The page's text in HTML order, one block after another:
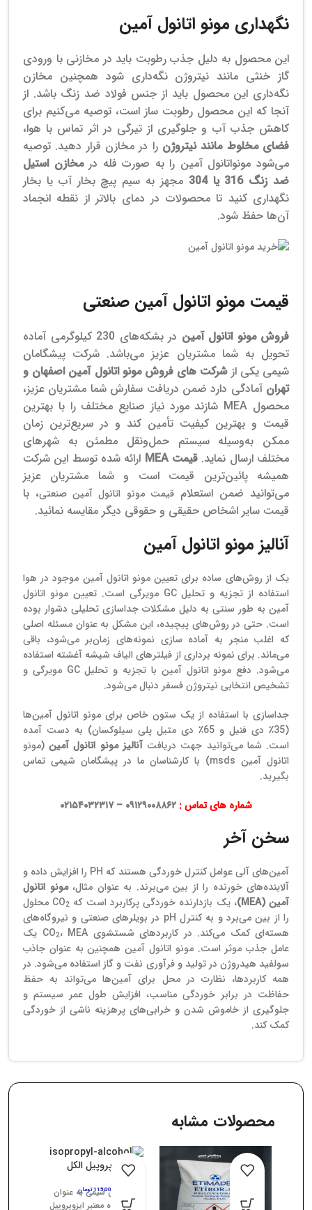
نگهداری مونو اتانول آمین
این محصول به دلیل جذب رطوبت باید در مخازنی با ورودی
گاز خنثی مانند نیتروژن نگه‌داری شود همچنین مخازن
نگه‌داری این محصول باید از جنس فولاد ضد زنگ باشد. از
آنجا که این محصول رطوبت ساز است، توصیه می‌کنیم برای
کاهش جذب آب و جلوگیری از تیرگی در اثر تماس با هوا،
فضای مخلوط مانند نیتروژن را در مخازن قرار دهید. توصیه
می‌شود مونواتانول آمین را به صورت فله در مخازن استیل
ضد زنگ 316 یا 304
مجهز به سیم پیچ بخار آب یا بخار
نگهداری کنید تا محصولات در دمای بالاتر از نقطه انجماد
آن‌ها حفظ شود.
قیمت مونو اتانول آمین صنعتی
فروش مونو اتانول آمین
در بشکه‌های 230 کیلوگرمی آماده
تحویل به شما مشتریان عزیز می‌باشد. شرکت پیشگامان
شیمی یکی از شرکت های فروش مونو اتانول آمین اصفهان و
تهران آمادگی دارد ضمن دریافت سفارش‌ شما مشتریان عزیز،
محصول MEA شازند مورد نیاز صنایع مختلف را با بهترین
قیمت و بهترین کیفیت تأمین کند و در سریع‌ترین زمان
ممکن به‌وسیله سیستم حمل‌ونقل مطمئن به شهرهای
مختلف ارسال نماید. قیمت‌ MEA
ارائه شده توسط این شرکت
همیشه پائین‌ترین قیمت است و شما مشتریان عزیز
می‌توانید ضمن استعلامقیمت مونو اتانول آمین صنعتی، با
قیمت سایر اشخاص حقیقی و حقوقی دیگر مقایسه نمائید.
آنالیز مونو اتانول آمین
یک از روش‌های ساده برای تعیین مونو اتانول آمین موجود در هوا
استفاده از تجزیه و تحلیل GC مویرگی است. تعیین مونو اتانول
آمین به طور سنتی به دلیل مشکلات جداسازی تحلیلی دشوار بوده
است. حتی در روش‌های پیچیده، این مشکل به عنوان مسئله اصلی
که اغلب منجر به آماده سازی نمونه‌های زمان‌بر می‌شود، باقی
می‌ماند. برای نمونه برداری از فیلتر‌های الیاف شیشه آغشته استفاده
می‌شود. دفع مونو اتانول آمین با تجزیه و تحلیل GC مویرگی و
تشخیص انتخابی نیتروژن فسفر دنبال می‌شود.
جداسازی با استفاده از یک ستون خاص برای مونو اتانول آمین‌ها
(35٪ دی فنیل و 65٪ دی متیل پلی سیلوکسان) به دست آمده
است. شما می‌توانید جهت دریافت آنالیز مونو اتانول آمین(مونو
اتانول آمین msds) با کارشناسان ما در پیشگامان شیمی تماس
بگیرید.
شماره های تماس :
سخن آخر
آمین‌های آلی عوامل کنترل خوردگی هستند که PH را افزایش داده و
آلاینده‌های خورنده را از بین می‌برند. به عنوان مثال،مونو اتانول
آمین (MEA)
، یک بازدارنده خوردگی پرکاربرد است که CO 2
محلول
را از بین می‌برد و به کنترل pH در بویلرهای صنعتی و نیروگاه‌های
هسته‌ای کمک می‌کند. در کاربردهای شستشوی CO
2
، MEA یک
عامل جذب موثر است. مونو اتانول آمین همچنین به عنوان جاذب
سولفید هیدروژن در تولید و فرآوری نفت و گاز استفاده می‌شود. در
همه کاربردها، نظارت در محل برای آمین‌ها می‌تواند به حفظ
حفاظت در برابر خوردگی مناسب، افزایش طول عمر سیستم و
جلوگیری از خاموش شدن و خرابی‌های پرهزینه ناشی از خوردگی
کمک کند.
محصولات مشابه
ایزوپروپیل الکل
115,000تومان
پیشگامان شیمی به عنوان
تأمین‌کننده معتبر ایزوپروپیل